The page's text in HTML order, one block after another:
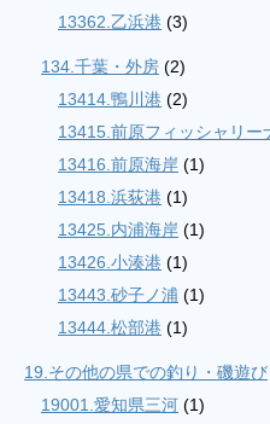
13362.乙浜港 (3)
134.千葉・外房 (2)
13414.鴨川港 (2)
13415.前原フィッシャリー
13416.前原海岸 (1)
13418.浜荻港 (1)
13425.内浦海岸 (1)
13426.小湊港 (1)
13443.砂子ノ浦 (1)
13444.松部港 (1)
19.その他の県での釣り・磯遊び
19001.愛知県三河 (1)